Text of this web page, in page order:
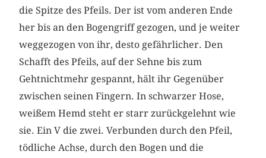
die Spitze des Pfeils. Der ist vom anderen Ende
her bis an den Bogengriff gezogen, und je weiter
weggezogen von ihr, desto gefährlicher. Den
Schafft des Pfeils, auf der Sehne bis zum
Gehtnichtmehr gespannt, hält ihr Gegenüber
zwischen seinen Fingern. In schwarzer Hose,
weißem Hemd steht er starr zurückgelehnt wie
sie. Ein V die zwei. Verbunden durch den Pfeil,
tödliche Achse, durch den Bogen und die